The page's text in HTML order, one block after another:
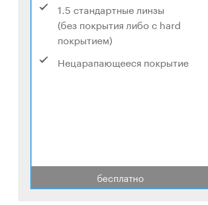
1.5 стандартные линзы
(без покрытия либо с hard
покрытием)
Нецарапающееся покрытие
бесплатно